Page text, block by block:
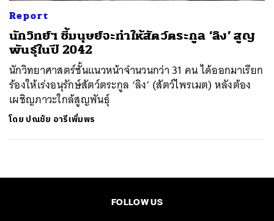
Report
นักวิทย์ฯ ชี้มนุษย์จะทำให้สัตว์ตระกูล ‘ลิง’ สูญ
พันธุ์ในปี 2042
นักวิทยาศาสตร์ชั้นแนวหน้าจำนวนกว่า 31 คน ได้ออกมาเรียก
ร้องให้เร่งอนุรักษ์สัตว์ตระกูล ‘ลิง’ (สัตว์ไพรเมต) หลังต้อง
เผชิญภาวะใกล้สูญพันธุ์
โดย ปณชัย อารีเพิ่มพร
FOLLOW US